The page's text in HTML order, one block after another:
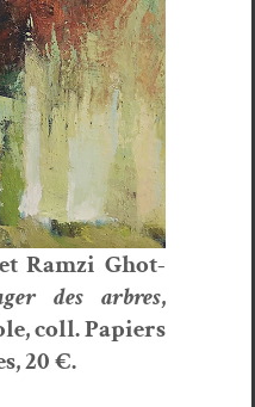
Ramzi Ghot­
des arbres,
coll. Papiers
20 €.